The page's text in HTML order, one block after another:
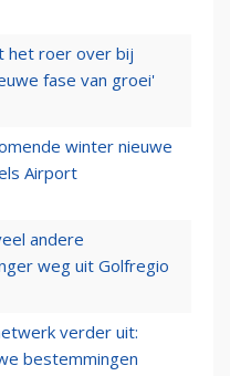
het roer over bij
fase van groei'
winter nieuwe
Airport
andere
weg uit Golfregio
verder uit:
bestemmingen